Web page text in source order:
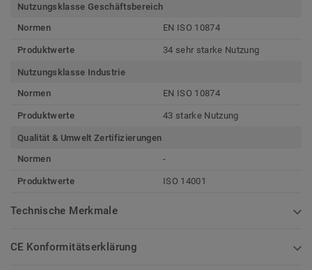
Nutzungsklasse Geschäftsbereich
Normen
EN ISO 10874
Produktwerte 34 sehr starke Nutzung
Nutzungsklasse Industrie
Normen
EN ISO 10874
Produktwerte 43 starke Nutzung
Qualität & Umwelt Zertifizierungen
Normen
-
Produktwerte ISO 14001
Technische Merkmale
CE Konformitätserklärung